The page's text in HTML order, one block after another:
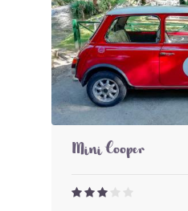
Mini Cooper